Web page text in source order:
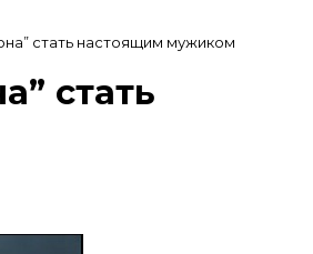
стать настоящим мужиком
стать